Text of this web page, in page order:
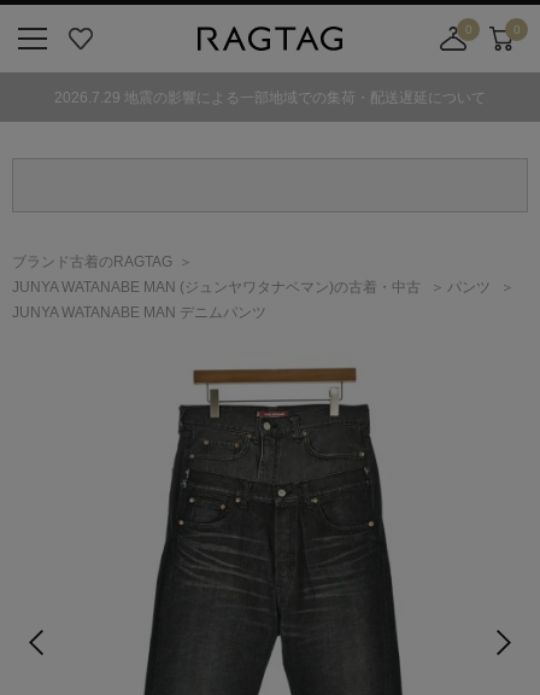
気
0
舗
カ
0
2026.7.29 地震の影響による一部地域での集荷・配送遅延について
ブランド古着のRAGTAG
JUNYA WATANABE MAN (ジュンヤワタナベマン)の古着・中古
パンツ
JUNYA WATANABE MAN デニムパンツ